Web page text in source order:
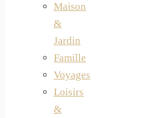
Maison
&
Jardin
Famille
Voyages
Loisirs
&